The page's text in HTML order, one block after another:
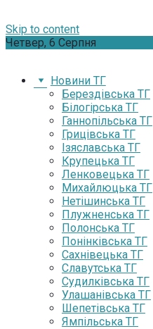
Skip to content
Четвер, 6 Серпня
Новини ТГ
Берездівська ТГ
Білогірська ТГ
Ганнопільська ТГ
Грицівська ТГ
Ізяславська ТГ
Крупецька ТГ
Ленковецька ТГ
Михайлюцька ТГ
Нетішинська ТГ
Плужненська ТГ
Полонська ТГ
Понінківська ТГ
Сахнівецька ТГ
Славутська ТГ
Судилківська ТГ
Улашанівська ТГ
Шепетівська ТГ
Ямпільська ТГ